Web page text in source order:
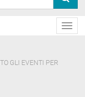
GLI EVENTI PER